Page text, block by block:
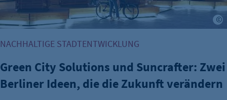
NACHHALTIGE STADTENTWICKLUNG
Green City Solutions und Suncrafter: Zwei
Berliner Ideen, die die Zukunft verändern